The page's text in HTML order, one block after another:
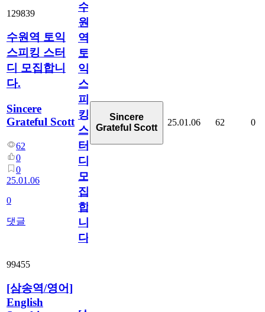
129839
수원역 토익
스피킹 스터
디 모집합니
다.
Sincere
Grateful Scott
62
0
0
25.01.06
0
댓글
수
원
역
토
익
스
피
킹
스
터
디
모
집
합
니
다.
Sincere
Grateful Scott
25.01.06 62 0
99455
[삼송역/영어]
English